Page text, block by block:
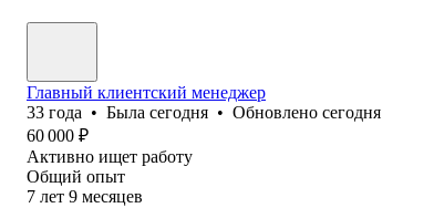
Главный клиентский менеджер
33 года • Была сегодня • Обновлено сегодня
60 000 ₽
Активно ищет работу
Общий опыт
7 лет 9 месяцев